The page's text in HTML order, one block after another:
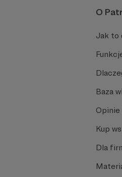
O
Jak to
Baza
Kup
Dla